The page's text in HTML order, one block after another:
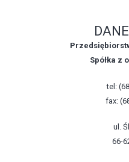
Spółka z
tel:
fax:
ul.
66-